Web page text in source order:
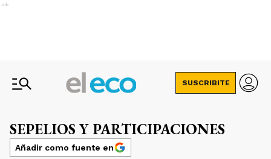
Ads
SUSCRIBITE
SEPELIOS Y PARTICIPACIONES
Añadir como fuente en